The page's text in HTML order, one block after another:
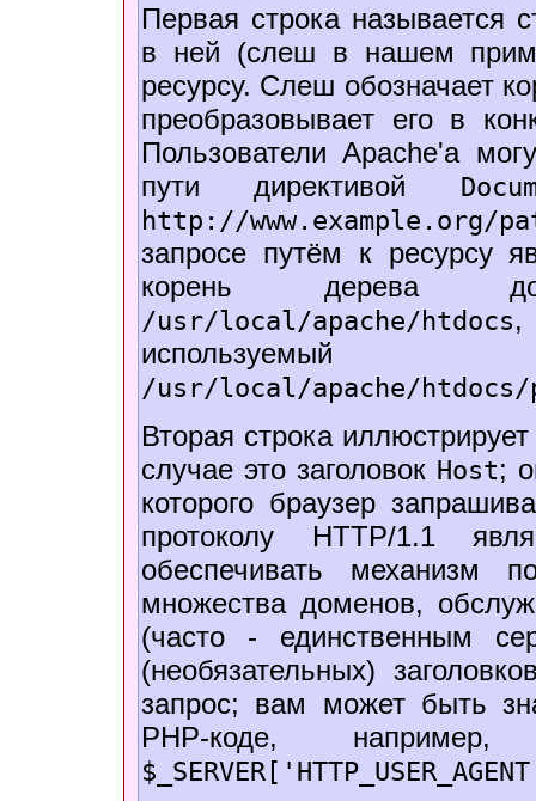
Первая строка называется
в ней (слеш в нашем
ресурсу. Слеш обозначает
преобразовывает его в
Пользователи Apache'а
пути директивой
http://www.example.org/
запросе путём к ресурсу
корень дерева
/usr/local/apache/htdocs,
/usr/local/apache/
Вторая строка
случае это заголовок Host;
которого браузер
протоколу HTTP/1.1
обеспечивать механизм
множества доменов,
(часто - единственным
(необязательных)
запрос; вам может быть
PHP-коде,